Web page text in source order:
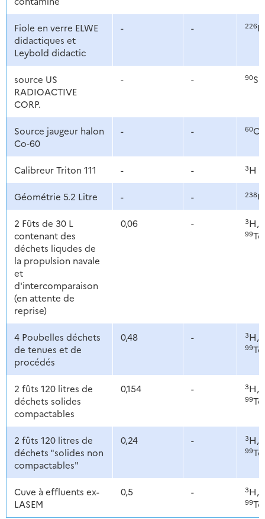
Fiole en verre ELWE
didactiques et
Leybold didactic
- - 226
source US
RADIOACTIVE
CORP.
- - 90Sr
Source jaugeur halon
Co-60
- - 60Co
Calibreur Triton 111 - - 3H
Géométrie 5.2 Litre - - 238U
2 Fûts de 30 L
contenant des
déchets liqudes de
la propulsion navale
et
d'intercomparaison
(en attente de
reprise)
0,06 - 3H,
99
4 Poubelles déchets
de tenues et de
procédés
0,48 - 3H,
99
2 fûts 120 litres de
déchets solides
compactables
0,154 - 3H,
99
2 fûts 120 litres de
déchets "solides non
compactables"
0,24 - 3H,
99
Cuve à effluents ex-
LASEM
0,5 - 3H,
99